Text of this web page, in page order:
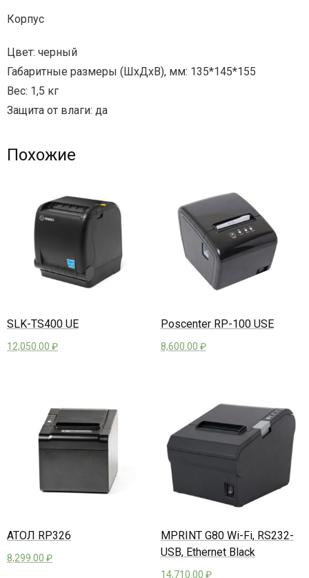
Корпус
Цвет: черный
Габаритные размеры (ШхДхВ), мм: 135*145*155
Вес: 1,5 кг
Защита от влаги: да
Похожие
SLK-TS400 UE
12,050.00 ₽
Poscenter RP-100 USE
8,600.00 ₽
АТОЛ RP326
8,299.00 ₽
MPRINT G80 Wi-Fi, RS232-
USB, Ethernet Black
14,710.00 ₽